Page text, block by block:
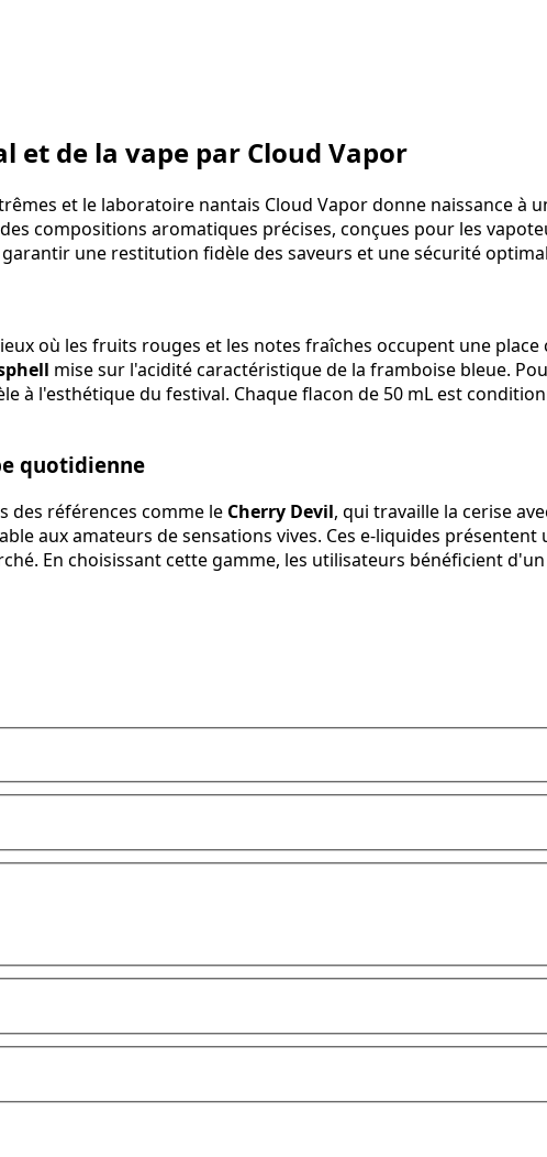
et de la vape par Cloud Vapor
et le laboratoire nantais Cloud Vapor donne naissance à
compositions aromatiques précises, conçues pour les
une restitution fidèle des saveurs et une sécurité
où les fruits rouges et les notes fraîches occupent une place
mise sur l'acidité caractéristique de la framboise bleue.
à l'esthétique du festival. Chaque flacon de 50 mL est
quotidienne
des références comme le Cherry Devil, qui travaille la cerise
aux amateurs de sensations vives. Ces e-liquides
En choisissant cette gamme, les utilisateurs bénéficient